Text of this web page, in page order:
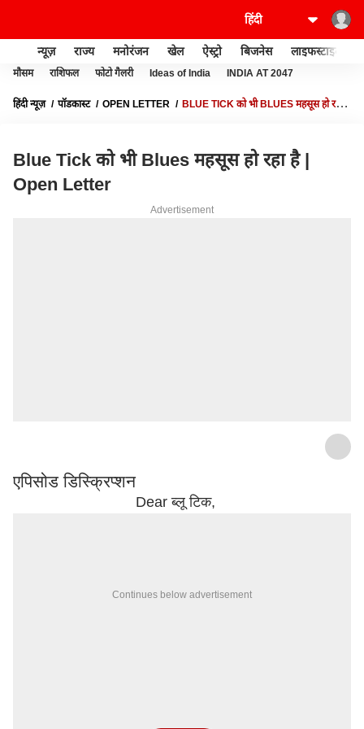
न्यूज़ राज्य मनोरंजन खेल ऐस्ट्रो बिजनेस लाइफस्टाइल
मौसम राशिफल फोटो गैलरी Ideas of India INDIA AT 2047
हिंदी न्यूज़ पॉडकास्ट OPEN LETTER
BLUE TICK को भी BLUES महसूस हो रहा है
Blue Tick को भी Blues महसूस हो रहा है |
Open Letter
Advertisement
एपिसोड डिस्क्रिप्शन
Dear ब्लू टिक,
Continues below advertisement